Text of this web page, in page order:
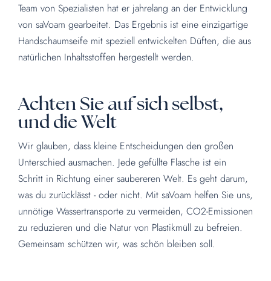
Team von Spezialisten hat er jahrelang an der Entwicklung
von saVoam gearbeitet. Das Ergebnis ist eine einzigartige
Handschaumseife mit speziell entwickelten Düften, die aus
natürlichen Inhaltsstoffen hergestellt werden.
Achten Sie auf sich selbst,
und die Welt
Wir glauben, dass kleine Entscheidungen den großen
Unterschied ausmachen. Jede gefüllte Flasche ist ein
Schritt in Richtung einer saubereren Welt. Es geht darum,
was du zurücklässt - oder nicht. Mit saVoam helfen Sie uns,
unnötige Wassertransporte zu vermeiden, CO2-Emissionen
zu reduzieren und die Natur von Plastikmüll zu befreien.
Gemeinsam schützen wir, was schön bleiben soll.